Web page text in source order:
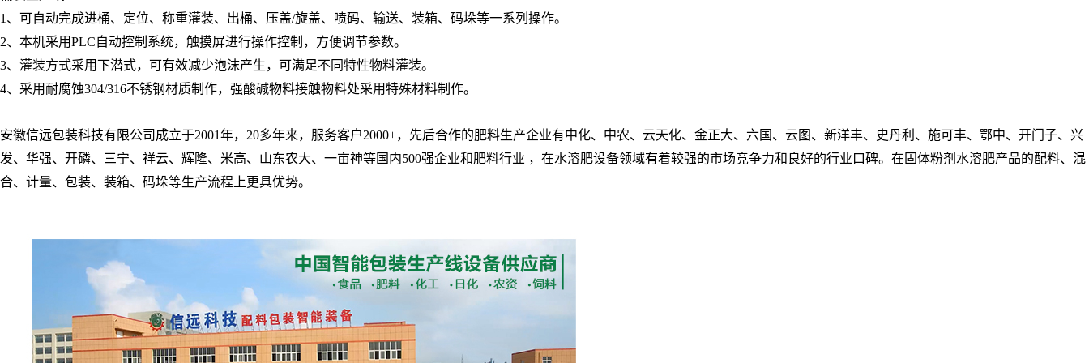
1 、可自动完成进桶、定位、称重灌装、出桶、压盖/旋盖、喷码、输送、装箱、码垛等一系列操作。
2、本机采用PLC自动控制系统，触摸屏进行操作控制，方便调节参数。
3、灌装方式采用下潜式，可有效减少泡沫产生，可满足不同特性物料灌装。
4、采用耐腐蚀304/316不锈钢材质制作，强酸碱物料接触物料处采用特殊材料制作。
安徽信远包装科技有限公司成立于2001年， 20多年来，服务客户2000+，先后合作的肥料生产企业有中化、中农、云天化、金正大、六国、云图、新洋丰、史丹利、施可丰、鄂中、开门子、兴
发、华强、开磷、三宁、祥云、辉隆、米高、山东农大、一亩神等国内500强企业和肥料行业 ，在水溶肥设备领域有着较强的市场竞争力和良好的行业口碑。在固体粉剂水溶肥产品的配料、混
合、计量、包装、装箱、码垛等生产流程上更具优势。